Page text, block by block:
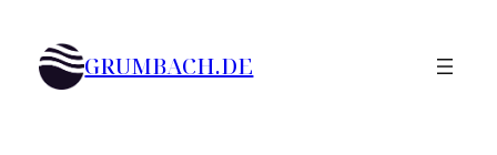
Inhalt
springen GRUMBACH.DE